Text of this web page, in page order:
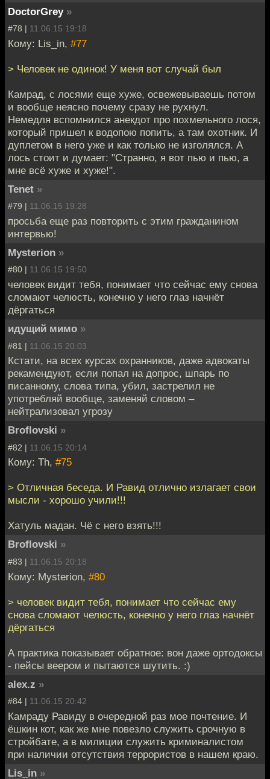
DoctorGrey »
#78 | 11.06.15 19:18
Кому: Lis_in, #77
> Человек не одинок! У меня вот случай был
Камрад, с лосями еще хуже, освежевываешь потом
и вообще неясно почему сразу не рухнул.
Немедля вспомнился анекдот про похмельного лося,
который пришел к водопою попить, а там охотник. И
дуплетом в него уже и как только не изголялся. А
лось стоит и думает: "Странно, я вот пью и пью, а
мне всё хуже и хуже!".
Tenet »
#79 | 11.06.15 19:28
просьба еще раз повторить с этим гражданином
интервью!
Mysterion »
#80 | 11.06.15 19:50
человек видит тебя, понимает что сейчас ему снова
сломают челюсть, конечно у него глаз начнёт
дёргаться
идущий мимо »
#81 | 11.06.15 20:03
Кстати, на всех курсах охранников, даже адвокаты
рекамендуют, если попал на допрос, шпарь по
писанному, слова типа, убил, застрелил не
употребляй вообще, заменяй словом –
нейтрализовал угрозу
Broflovski »
#82 | 11.06.15 20:14
Кому: Th, #75
> Отличная беседа. И Равид отлично излагает свои
мысли - хорошо учили!!!
Хатуль мадан. Чё с него взять!!!
Broflovski »
#83 | 11.06.15 20:18
Кому: Mysterion, #80
> человек видит тебя, понимает что сейчас ему
снова сломают челюсть, конечно у него глаз начнёт
дёргаться
А практика показывает обратное: вон даже ортодоксы
- пейсы веером и пытаются шутить. :)
alex.z »
#84 | 11.06.15 20:42
Камраду Равиду в очередной раз мое почтение. И
ёшкин кот, как же мне повезло служить срочную в
стройбате, а в милиции служить криминалистом
при наличии отсутствия террористов в нашем краю.
Lis_in »